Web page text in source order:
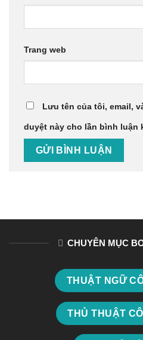
Trang web
Lưu tên của tôi, email,
duyệt này cho lần bình luận
CHUYÊN MỤC
THUẬT NGỮ
THỦ THUẬT